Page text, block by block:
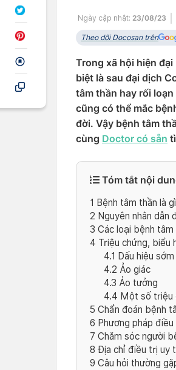
Ngày cập nhật: 23/08/23
Theo dõi Docosan trên
Trong xã hội hiện
biệt là sau đại dịch
tâm thần hay rối
cũng có thể mắc
đời. Vậy bệnh tâm
cùng Doctor có sẵn
Tóm tắt nội
1 Bệnh tâm thần là
2 Nguyên nhân dẫn
3 Các loại bệnh
4 Triệu chứng, biểu
4.1 Dấu hiệu
4.2 Ảo giác
4.3 Ảo tưởng
4.4 Một số triệu
5 Chẩn đoán bệnh
6 Phương pháp
7 Chăm sóc người
8 Địa chỉ điều trị uy
9 Câu hỏi thường